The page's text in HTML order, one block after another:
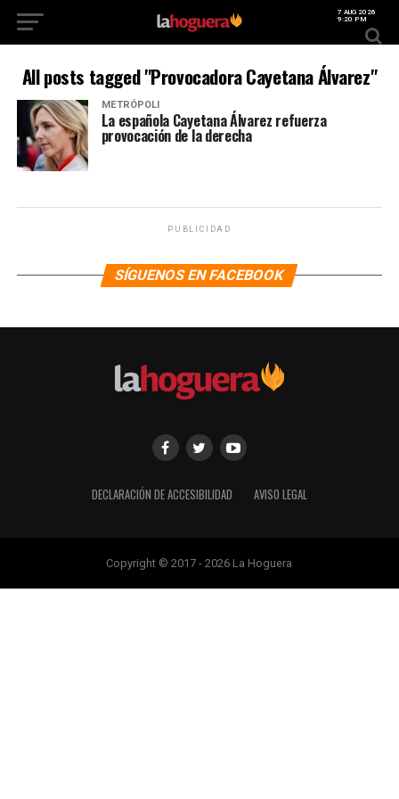
7 AUG 2026
9:20 PM
All posts tagged "Provocadora Cayetana Álvarez"
METRÓPOLI
La española Cayetana Álvarez refuerza
provocación de la derecha
PUBLICIDAD
SÍGUENOS EN FACEBOOK
DECLARACIÓN DE ACCESIBILIDAD AVISO LEGAL
Copyright © 2017 - 2026 La Hoguera